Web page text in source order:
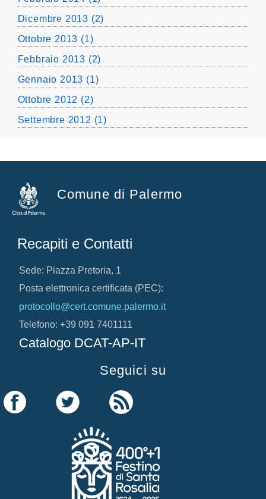
Dicembre 2013 (2)
Ottobre 2013 (1)
Febbraio 2013 (2)
Gennaio 2013 (1)
Ottobre 2012 (2)
Settembre 2012 (1)
Comune di Palermo
Recapiti e Contatti
Sede: Piazza Pretoria, 1
Posta elettronica certificata (PEC):
protocollo@cert.comune.palermo.it
Telefono: +39 091 7401111
Catalogo DCAT-AP-IT
Seguici su